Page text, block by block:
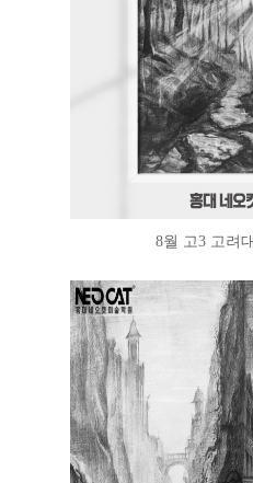
8월 고3 고려